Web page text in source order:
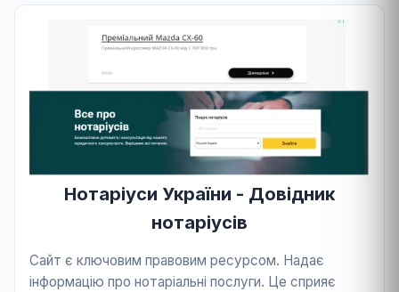
Нотаріуси України - Довідник
нотаріусів
Сайт є ключовим правовим ресурсом. Надає
інформацію про нотаріальні послуги. Це сприяє